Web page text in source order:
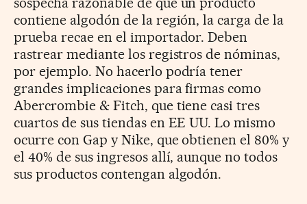
contiene algodón de la región, la carga de la
prueba recae en el importador. Deben
rastrear mediante los registros de nóminas,
por ejemplo. No hacerlo podría tener
grandes implicaciones para firmas como
Abercrombie & Fitch, que tiene casi tres
cuartos de sus tiendas en EE UU. Lo mismo
ocurre con Gap y Nike, que obtienen el 80% y
el 40% de sus ingresos allí, aunque no todos
sus productos contengan algodón.